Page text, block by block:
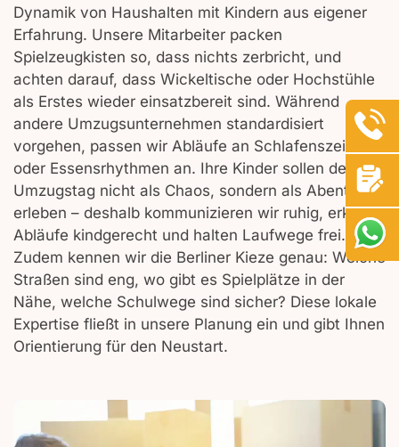
Dynamik von Haushalten mit Kindern aus eigener
Erfahrung. Unsere Mitarbeiter packen
Spielzeugkisten so, dass nichts zerbricht, und
achten darauf, dass Wickeltische oder Hochstühle
als Erstes wieder einsatzbereit sind. Während
andere Umzugsunternehmen standardisiert
vorgehen, passen wir Abläufe an Schlafenszeiten
oder Essensrhythmen an. Ihre Kinder sollen den
Umzugstag nicht als Chaos, sondern als Abenteuer
erleben – deshalb kommunizieren wir ruhig, erklären
Abläufe kindgerecht und halten Laufwege frei.
Zudem kennen wir die Berliner Kieze genau: Welche
Straßen sind eng, wo gibt es Spielplätze in der
Nähe, welche Schulwege sind sicher? Diese lokale
Expertise fließt in unsere Planung ein und gibt Ihnen
Orientierung für den Neustart.